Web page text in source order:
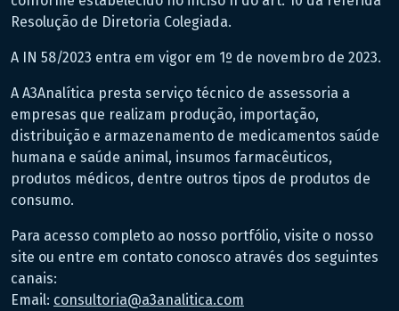
Resolução de Diretoria Colegiada.
A IN 58/2023 entra em vigor em 1º de novembro de 2023.
A A3Analítica presta serviço técnico de assessoria a
empresas que realizam produção, importação,
distribuição e armazenamento de medicamentos saúde
humana e saúde animal, insumos farmacêuticos,
produtos médicos, dentre outros tipos de produtos de
consumo.
Para acesso completo ao nosso portfólio, visite o nosso
site ou entre em contato conosco através dos seguintes
canais:
Email: consultoria@a3analitica.com